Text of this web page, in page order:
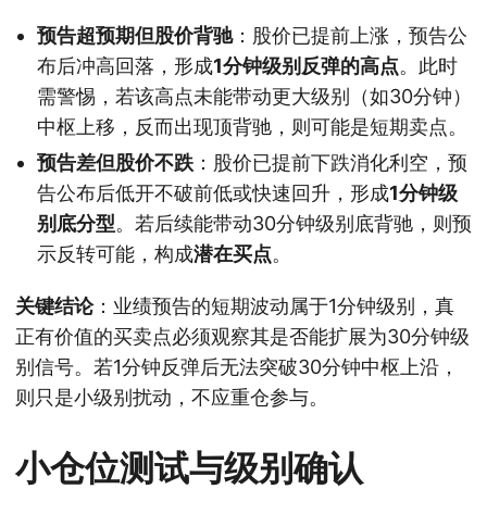
预告超预期但股价背驰：股价已提前上涨，预告公
布后冲高回落，形成1分钟级别反弹的高点。此时
需警惕，若该高点未能带动更大级别（如30分钟）
中枢上移，反而出现顶背驰，则可能是短期卖点。
预告差但股价不跌 ：股价已提前下跌消化利空，预
告公布后低开不破前低或快速回升，形成1分钟级
别底分型。若后续能带动30分钟级别底背驰，则预
示反转可能，构成潜在买点。
关键结论：业绩预告的短期波动属于1分钟级别，真
正有价值的买卖点必须观察其是否能扩展为30分钟级
别信号。若1分钟反弹后无法突破30分钟中枢上沿，
则只是小级别扰动，不应重仓参与。
小仓位测试与级别确认